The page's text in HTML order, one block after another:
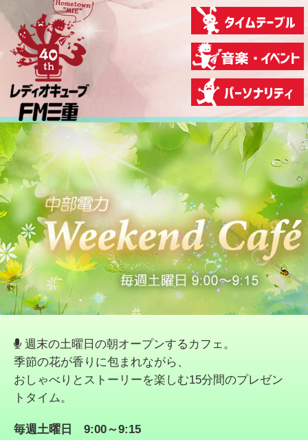
週末の土曜日の朝オープンするカフェ。
季節の花が香りに包まれながら、
おしゃべりとストーリーを楽しむ15分間のプレゼン
トタイム。
毎週土曜日 9:00～9:15